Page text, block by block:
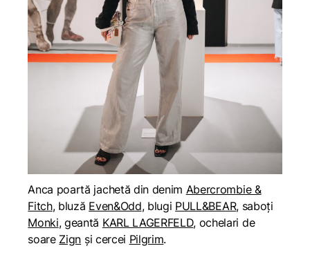
Anca poartă jachetă din denim Abercrombie &
Fitch, bluză Even&Odd, blugi PULL&BEAR, saboți
Monki, geantă KARL LAGERFELD, ochelari de
soare Zign și cercei Pilgrim.